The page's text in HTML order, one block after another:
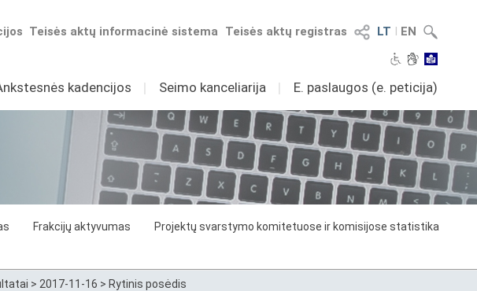
LT I EN
Teisės aktų registras
Teisės aktų informacinė sistema
kadencijos I Seimo kanceliarija I E. paslaugos (e. peticija)
Frakcijų aktyvumas
Projektų svarstymo komitetuose ir komisijose statistika
> 2017-11-16 > Rytinis posėdis